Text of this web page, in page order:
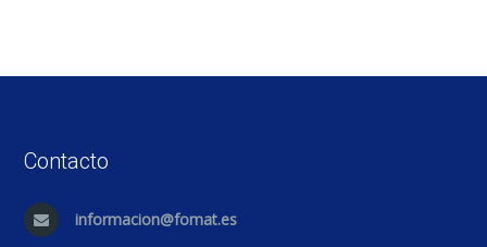
Contacto
informacion@fomat.es